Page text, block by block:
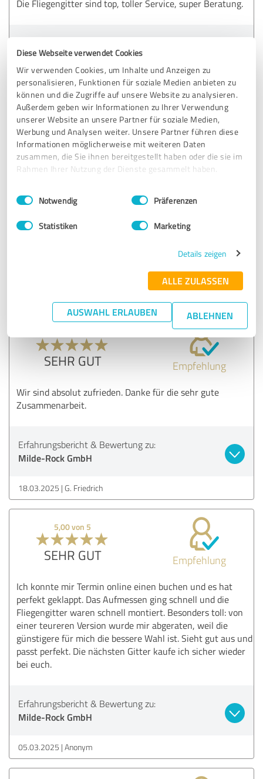
Diese Webseite verwendet Cookies
Wir verwenden Cookies, um Inhalte und Anzeigen zu
personalisieren, Funktionen für soziale Medien anbieten zu
können und die Zugriffe auf unsere Website zu analysieren.
Außerdem geben wir Informationen zu Ihrer Verwendung
unserer Website an unsere Partner für soziale Medien,
Werbung und Analysen weiter. Unsere Partner führen diese
Informationen möglicherweise mit weiteren Daten
zusammen, die Sie ihnen bereitgestellt haben oder die sie im
Rahmen Ihrer Nutzung der Dienste gesammelt haben.
Impressum Datenschutzbestimmungen
Einwilligungsauswahl
Notwendig Präferenzen
Statistiken Marketing
Details zeigen
ALLE ZULASSEN
AUSWAHL ERLAUBEN ABLEHNEN
Die Fliegengitter sind top, toller Service, super Beratung.
Milde-Rock GmbH
27.03.2025 Anonym
5,00 von 5
SEHR GUT Empfehlung
Alle waren sehr freundlich.
SEHR GUT Empfehlung
Wir sind absolut zufrieden. Danke für die sehr gute
Zusammenarbeit.
Erfahrungsbericht & Bewertung zu:
Milde-Rock GmbH
18.03.2025 G. Friedrich
5,00 von 5
SEHR GUT Empfehlung
Ich konnte mir Termin online einen buchen und es hat
perfekt geklappt. Das Aufmessen ging schnell und die
Fliegengitter waren schnell montiert. Besonders toll: von
einer teureren Version wurde mir abgeraten, weil die
günstigere für mich die bessere Wahl ist. Sieht gut aus und
passt perfekt. Die nächsten Gitter kaufe ich sicher wieder
bei euch.
Erfahrungsbericht & Bewertung zu:
Milde-Rock GmbH
05.03.2025 Anonym